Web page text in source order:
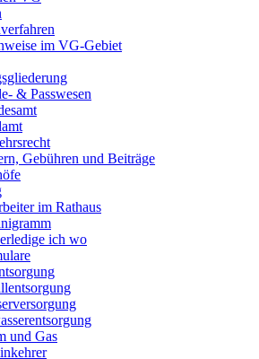
im VG-Gebiet
& Passwesen
Gebühren und Beiträge
im Rathaus
ich wo
und Gas